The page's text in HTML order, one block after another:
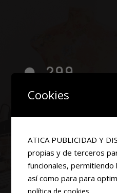
300
1000
20
AÑOS DE
Cookies
ATICA PUBLICIDAD Y
propias y de terceros
funcionales, permitiendo
así como para para
política de cookies